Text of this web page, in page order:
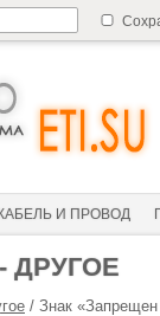
КАБЕЛЬ И ПРОВОД
ДРУГОЕ
/ Знак